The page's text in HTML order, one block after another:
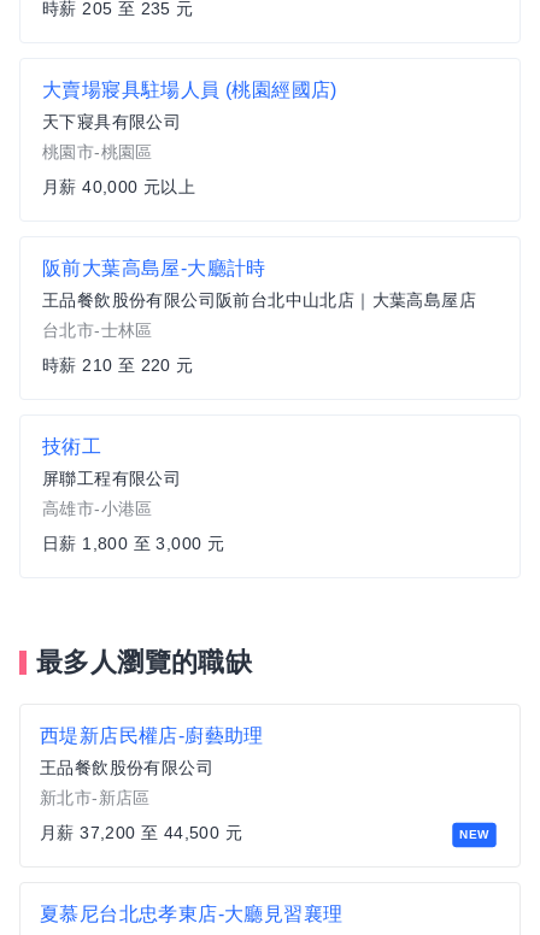
時薪 205 至 235 元
大賣場寢具駐場人員 (桃園經國店)
天下寢具有限公司
桃園市-桃園區
月薪 40,000 元以上
阪前大葉高島屋-大廳計時
王品餐飲股份有限公司阪前台北中山北店｜大葉高島屋店
台北市-士林區
時薪 210 至 220 元
技術工
屏聯工程有限公司
高雄市-小港區
日薪 1,800 至 3,000 元
最多人瀏覽的職缺
NEW
西堤新店民權店-廚藝助理
王品餐飲股份有限公司
新北市-新店區
月薪 37,200 至 44,500 元
夏慕尼台北忠孝東店-大廳見習襄理